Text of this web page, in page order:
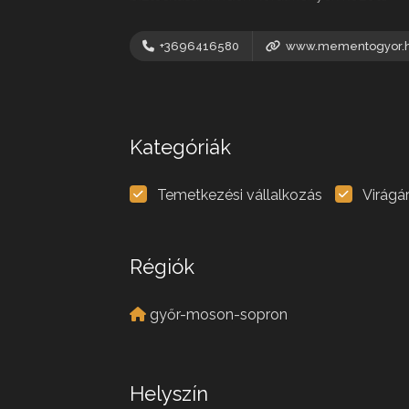
+3696416580
Kategóriák
Temetkezési vállalkozás
Régiók
győr-moson-sopron
Helyszín